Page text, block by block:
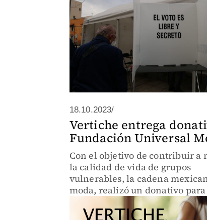
18.10.2023/
Vertiche entrega
Fundación Universal
Con el objetivo de contribuir a
la calidad de vida de grupos
vulnerables, la cadena
moda, realizó un donativo
asociación civil, ubicada en el
México